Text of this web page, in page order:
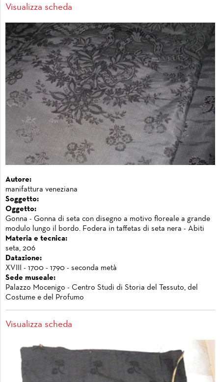
Visualizza scheda
Autore:
manifattura veneziana
Soggetto:
Oggetto:
Gonna - Gonna di seta con disegno a motivo floreale a grande
modulo lungo il bordo. Fodera in taffetas di seta nera - Abiti
Materia e tecnica:
seta, 206
Datazione:
XVIII - 1700 - 1790 - seconda metà
Sede museale:
Palazzo Mocenigo - Centro Studi di Storia del Tessuto, del
Costume e del Profumo
Visualizza scheda